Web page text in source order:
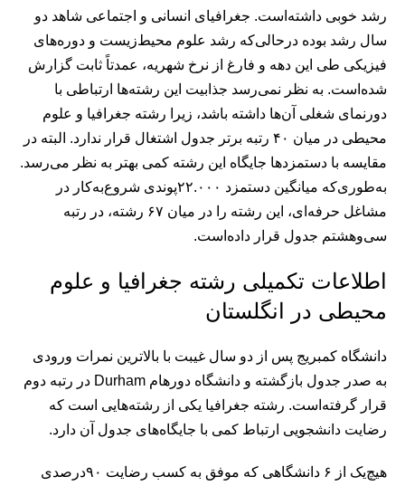
رشد خوبی داشته‌است. جغرافیای انسانی و اجتماعی شاهد دو
سال رشد بوده درحالی‌که رشد علوم محیط‌زیست و دوره‌های
فیزیکی طی این دهه و فارغ از نرخ شهریه، عمدتاً ثابت گزارش
شده‌است. به نظر نمی‌رسد جذابیت این رشته‌ها ارتباطی با
دورنمای شغلی آن‌ها داشته باشد، زیرا رشته جغرافیا و علوم
محیطی در میان ۴۰ رتبه برتر جدول اشتغال قرار ندارد. البته در
مقایسه با دستمزدها جایگاه این رشته کمی بهتر به نظر می‌رسد.
به‌طوری‌که میانگین دستمزد ۲۲.۰۰۰پوندی شروع‌به‌کار در
مشاغل حرفه‌ای، این رشته را در میان ۶۷ رشته، در رتبه
سی‌وهشتم جدول قرار داده‌است.
اطلاعات تکمیلی رشته جغرافیا و علوم
محیطی در انگلستان
دانشگاه کمبریج پس از دو سال غیبت با بالاترین نمرات ورودی
به صدر جدول بازگشته و دانشگاه دورهام Durham در رتبه دوم
قرار گرفته‌است. رشته جغرافیا یکی از رشته‌هایی است که
رضایت دانشجویی ارتباط کمی با جایگاه‌های جدول آن دارد.
هیچ‌یک از ۶ دانشگاهی که موفق به کسب رضایت ۹۰درصدی